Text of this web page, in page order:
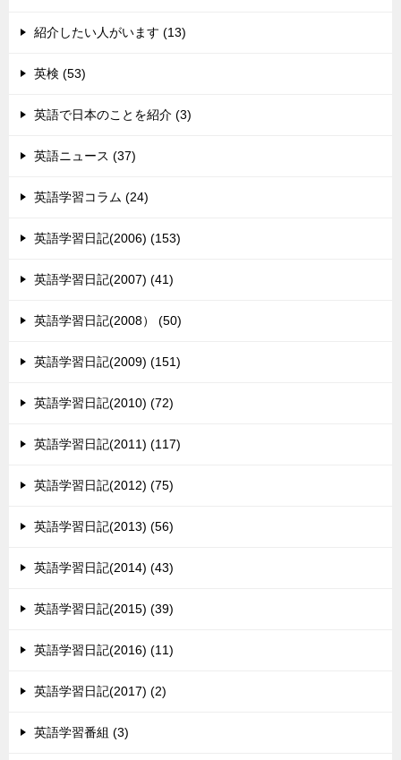
紹介したい人がいます (13)
英検 (53)
英語で日本のことを紹介 (3)
英語ニュース (37)
英語学習コラム (24)
英語学習日記(2006) (153)
英語学習日記(2007) (41)
英語学習日記(2008） (50)
英語学習日記(2009) (151)
英語学習日記(2010) (72)
英語学習日記(2011) (117)
英語学習日記(2012) (75)
英語学習日記(2013) (56)
英語学習日記(2014) (43)
英語学習日記(2015) (39)
英語学習日記(2016) (11)
英語学習日記(2017) (2)
英語学習番組 (3)